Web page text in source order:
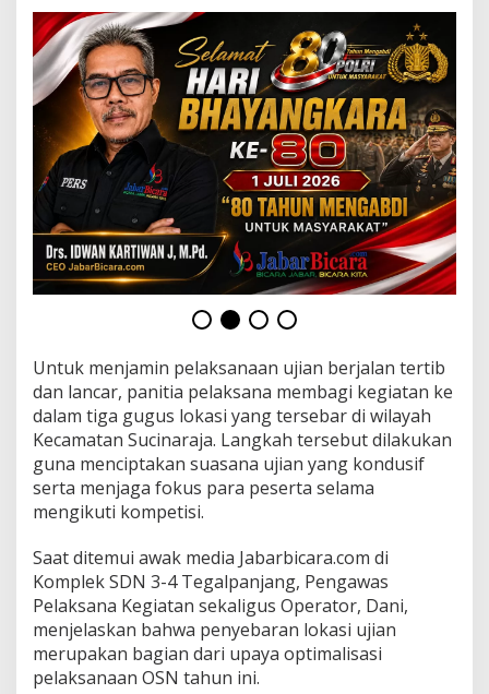
e
n
u
j
u
N
a
s
a
l
Untuk menjamin pelaksanaan ujian berjalan tertib
dan lancar, panitia pelaksana membagi kegiatan ke
dalam tiga gugus lokasi yang tersebar di wilayah
Kecamatan Sucinaraja. Langkah tersebut dilakukan
guna menciptakan suasana ujian yang kondusif
serta menjaga fokus para peserta selama
mengikuti kompetisi.
Saat ditemui awak media Jabarbicara.com di
Komplek SDN 3-4 Tegalpanjang, Pengawas
Pelaksana Kegiatan sekaligus Operator, Dani,
menjelaskan bahwa penyebaran lokasi ujian
merupakan bagian dari upaya optimalisasi
pelaksanaan OSN tahun ini.